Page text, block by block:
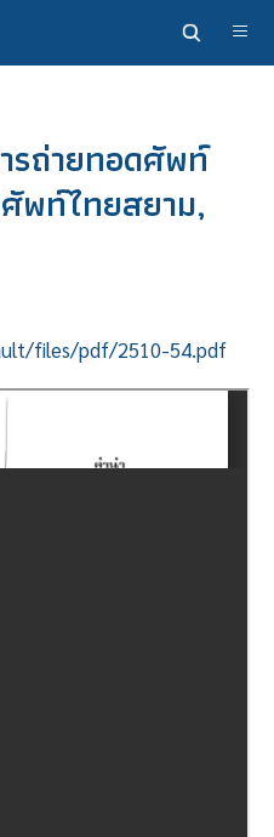
รถ่ายทอดศัพท์
พท์ไทยสยาม,
files/pdf/2510-54.pdf